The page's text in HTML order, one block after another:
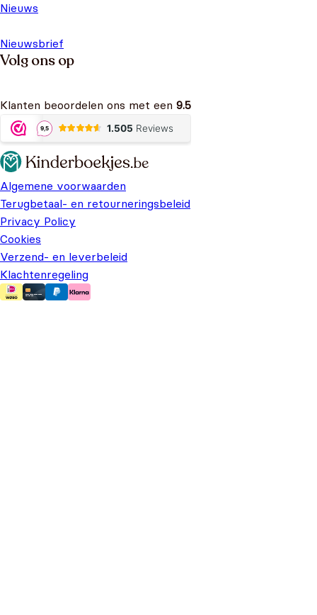
Nieuws
Nieuwsbrief
Volg ons op
Klanten beoordelen ons met een 9.5
Algemene voorwaarden
Terugbetaal- en retourneringsbeleid
Privacy Policy
Cookies
Verzend- en leverbeleid
Klachtenregeling